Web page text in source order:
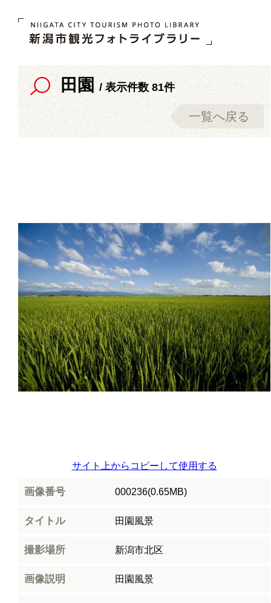
田園 / 表示件数 81件
一覧へ戻る
サイト上からコピーして使用する
画像番号 000236(0.65MB)
タイトル 田園風景
撮影場所 新潟市北区
画像説明 田園風景